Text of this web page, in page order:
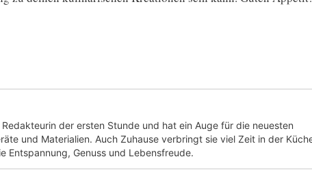
der ersten Stunde und hat ein Auge für die neuesten
und Materialien. Auch Zuhause verbringt sie viel Zeit in der Küche.
Entspannung, Genuss und Lebensfreude.